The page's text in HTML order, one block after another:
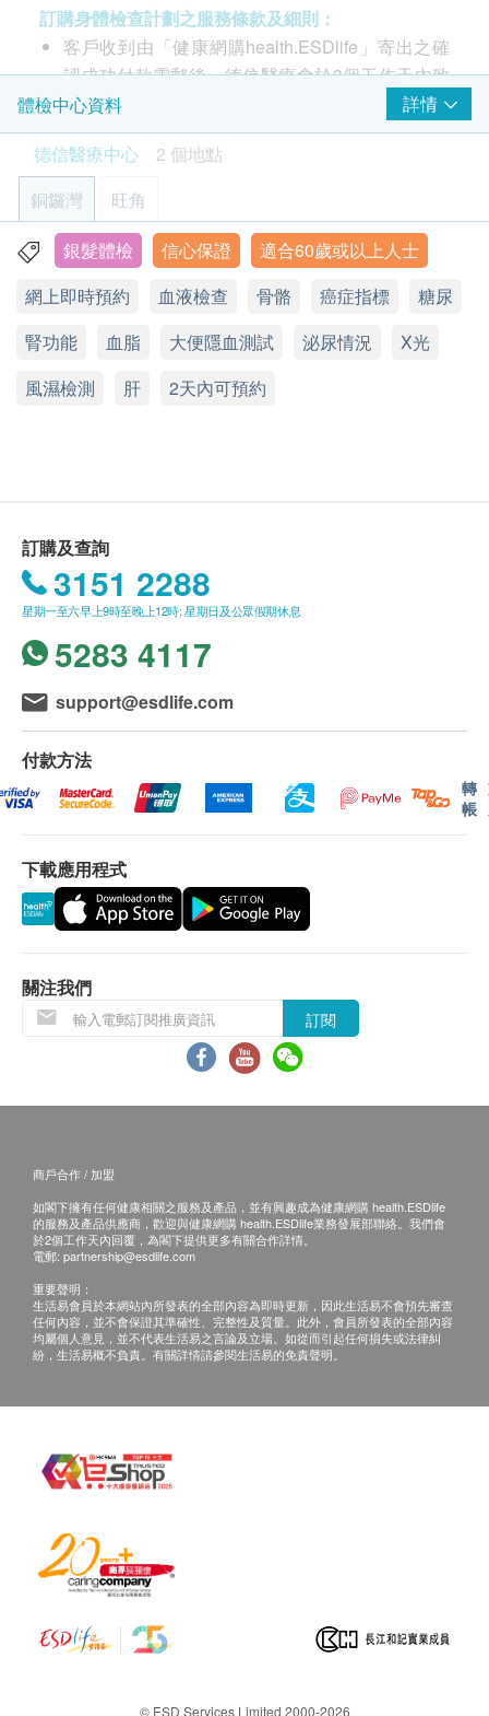
基本健康評估
個人健康分析問卷
血壓
體質指標
身高
脈搏率
體重
血脂
總膽固醇
低密度膽固醇
三酸甘油脂
直接膽紅素
間接膽紅素
鹼性磷酸酶
丙種谷氨基轉移酵素
腎功能
氯化物
鉀
尿素
血液檢查
嗜酸性白血球
血色素
淋巴性白血球
紅血球平均血紅素
嗜中性白血球
血小板數目
紅血球壓積量
紅血球沉降率
血氧檢查
泌尿情況
小便細菌
顆粒柱體
透明柱體
小便硝酸盬
小便酸鹼度
小便蛋白質
小便比重
大大減低因治療延誤而引致的問題，如龐大的醫療開
支及風險等。 要真正了解及關心長者，請全力支持長
者驗身計劃!
呵護健康，每年只需 2小時！
你和你的家人是否忽略了一年一度的身體檢查？
年度體檢有效預防各種隱性疾病。
投資健康，就是對自己和家人的最佳回報。
訂購身體檢查計劃之服務條款及細則：
客戶收到由「健康網購health.ESDlife」寄出之確
認成功付款電郵後，德信醫療會於3個工作天內致
電客人進行預約。
客戶必須於預約當天出示身份証及列印訂購確認信
以確認身份。
本身體檢查計劃有效期為12個月，客戶必須於12
個月內(由確認付款日期起計)接受有關檢查，逾期
作廢。
請注意：新冠疫苗前健康檢查進行前不會有醫生評
估，所有健康檢查/服務並非作為醫務診斷或治療
用途，醫護人員不會為客人提供任何新冠疫苗建議
或選擇
。
肝炎及兒童疫苗注射必須經醫生評估是否適合進行
所有體格檢查並非作為醫務診斷或治療用途。
如有爭議，健康網購health.ESDlife及德信醫療中
心保留最後決定權。
報告：
進行健康檢查後，一般情況下，需大概 4-6 個工作天
跟進檢查報告，工作天不包括星期六、日及公眾假
期。輪侯報告講解時間會因應不同情況(如個別化驗專
案所需時間或客人指明特定時段)而有所延長。健康檢
查包含詳細書面驗身報告。
免責聲明：
所有健康檢查/服務並非作為醫務診斷或治療用
諮詢有認可資格的醫生，作出診斷及治療。
本服務/產品由商戶提供。生活易【健康網購
health.ESDlife】並沒有經營或提供本服務/產品。
有關此服務/產品的錯漏或延誤，或因使用此服務/
體檢中心資料
詳情
德信醫療中心
2 個地點
銅鑼灣
旺角
香港銅鑼灣恩平道28號利園二期24樓2401室
顯示地圖
星期一至六：9:00a.m. – 18:30p.m.
電話：2951 1988
銀髮體檢 信心保證
適合60歲或以上人士
網上即時預約
血液檢查 骨骼 癌症指標
糖尿
腎功能
血脂 大便隱血測試 泌尿情況
X光
風濕檢測
肝 2天內可預約
訂購及查詢
3151 2288
星期一至六早上9時至晚上12時; 星期日及公眾假期休息
5283 4117
support@esdlife.com
付款方法
轉
帳
下載應用程式
關注我們
訂閱
商戶合作 / 加盟
如閣下擁有任何健康相關之服務及產品，並有興趣成為健康網購 health.ESDlife
的服務及產品供應商，歡迎與健康網購 health.ESDlife業務發展部聯絡。我們會
於2個工作天內回覆，為閣下提供更多有關合作詳情。
電郵: partnership@esdlife.com
重要聲明：
生活易會員於本網站內所發表的全部內容為即時更新，因此生活易不會預先審查
任何內容，並不會保證其準確性、完整性及質量。此外，會員所發表的全部內容
均屬個人意見，並不代表生活易之言論及立場。如從而引起任何損失或法律糾
紛，生活易概不負責。有關詳情請參閱生活易的免責聲明。
© ESD Services Limited 2000-2026